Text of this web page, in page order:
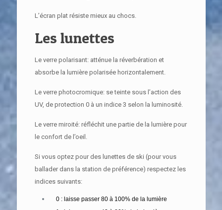
L’écran plat résiste mieux au chocs.
Les lunettes
Le verre polarisant: atténue la réverbération et
absorbe la lumière polarisée horizontalement.
Le verre photocromique: se teinte sous l’action des
UV, de protection 0 à un indice 3 selon la luminosité.
Le verre miroité: réfléchit une partie de la lumière pour
le confort de l’oeil.
Si vous optez pour des lunettes de ski (pour vous
ballader dans la station de préférence) respectez les
indices suivants:
0 : laisse passer 80 à 100% de la lumière